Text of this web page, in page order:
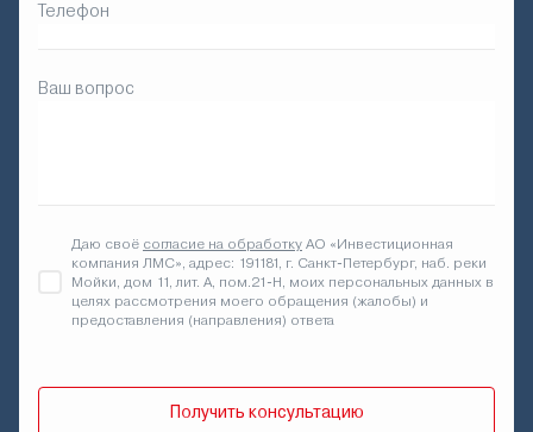
Телефон
Ваш вопрос
Даю своё согласие на обработку АО «Инвестиционная
компания ЛМС», адрес: 191181, г. Санкт-Петербург, наб. реки
Мойки, дом 11, лит. А, пом.21-Н, моих персональных данных в
целях рассмотрения моего обращения (жалобы) и
предоставления (направления) ответа
Получить консультацию